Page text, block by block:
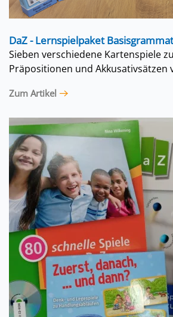
DaZ - Lernspielpaket
Sieben verschiedene Kartenspiele
Präpositionen und Akkusativsätzen
Zum Artikel